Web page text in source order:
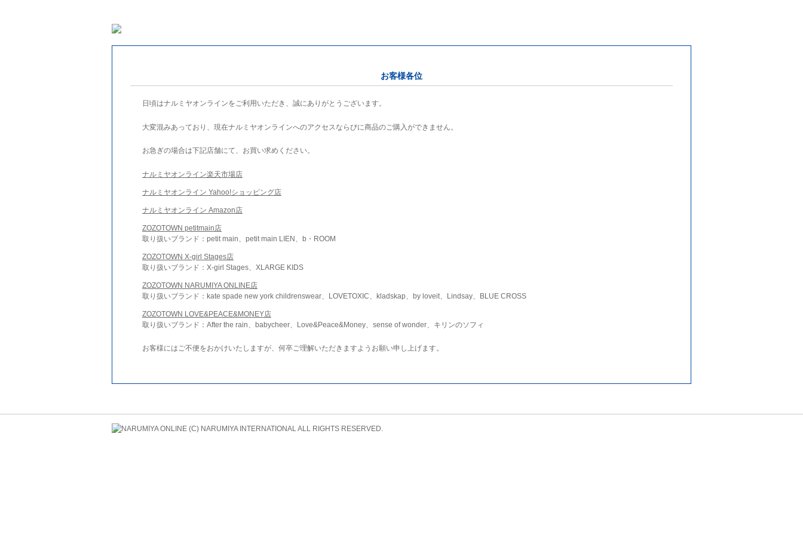
お客様各位
日頃はナルミヤオンラインをご利用いただき、誠にありがとうございます。
大変混みあっており、現在ナルミヤオンラインへのアクセスならびに商品のご購入ができません。
お急ぎの場合は下記店舗にて、お買い求めください。
ナルミヤオンライン楽天市場店
ナルミヤオンライン Yahoo!ショッピング店
ナルミヤオンライン Amazon店
ZOZOTOWN petitmain店
取り扱いブランド：petit main、petit main LIEN、b・ROOM
ZOZOTOWN X-girl Stages店
取り扱いブランド：X-girl Stages、XLARGE KIDS
ZOZOTOWN NARUMIYA ONLINE店
取り扱いブランド：kate spade new york childrenswear、LOVETOXIC、kladskap、by loveit、Lindsay、BLUE CROSS
ZOZOTOWN LOVE&PEACE&MONEY店
取り扱いブランド：After the rain、babycheer、Love&Peace&Money、sense of wonder、キリンのソフィ
お客様にはご不便をおかけいたしますが、何卒ご理解いただきますようお願い申し上げます。